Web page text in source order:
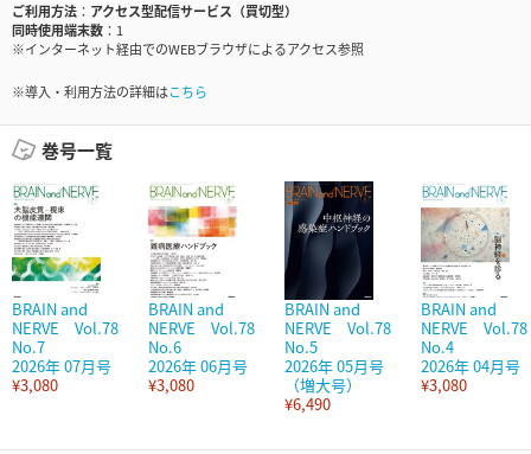
ご利用方法
アクセス型配信サービス（買切型）
同時使用端末数
1
※インターネット経由でのWEBブラウザによるアクセス参照
※導入・利用方法の詳細はこちら
巻号一覧
BRAIN and
NERVE Vol.78
No.7
2026年 07月号
¥3,080
BRAIN and
NERVE Vol.78
No.6
2026年 06月号
¥3,080
BRAIN and
NERVE Vol.78
No.5
2026年 05月号
（増大号）
¥6,490
BRAIN and
NERVE Vol.78
No.4
2026年 04月号
¥3,080